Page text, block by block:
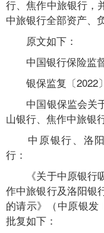
行、焦作中旅银行，
中旅银行全部资产
原文如下：
中国银行保险监
银保监复〔2022
中国银保监会关于
山银行、焦作中旅银
中原银行、洛阳
行：
《关于中原银行吸
作中旅银行及洛阳银
的请示》（中原银发
批复如下：